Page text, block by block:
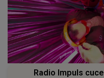
Radio Impuls